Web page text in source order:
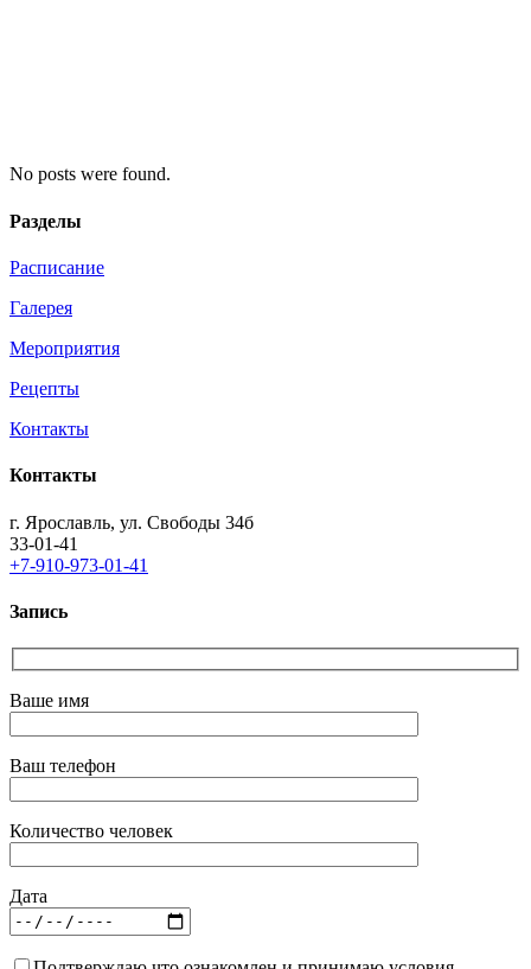
No posts were found.
Разделы
Расписание
Галерея
Мероприятия
Рецепты
Контакты
Контакты
г. Ярославль, ул. Свободы 34б
33-01-41
+7-910-973-01-41
Запись
Ваше имя
Ваш телефон
Количество человек
Дата